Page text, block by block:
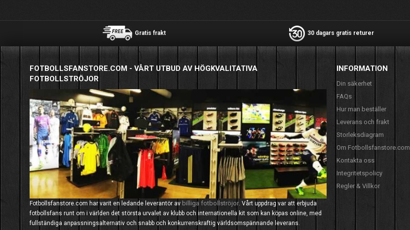
Gratis frakt 30 dagars gratis returer
FOTBOLLSFANSTORE.COM - VÅRT UTBUD AV HÖGKVALITATIVA
FOTBOLLSTRÖJOR
Fotbollsfanstore.com har varit en ledande leverantör av billiga fotbollströjor. Vårt uppdrag var att erbjuda
fotbollsfans runt om i världen det största urvalet av klubb och internationella kit som kan köpas online, med
fullständiga anpassningsalternativ och snabb och konkurrenskraftig världsomspännande leverans.
INFORMATION
Din säkerhet
FAQs
Hur man beställer
Leverans och frakt
Storleksdiagram
Om Fotbollsfanstore.com
Kontakta oss
Integritetspolicy
Regler & Villkor